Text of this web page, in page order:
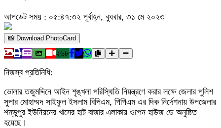
আপডেট সময় : ০৫:৪৭:৩২ পূর্বাহ্ন, বুধবার, ৩১ মে ২০২৩
📸 Download PhotoCard
২৬৮
নিজস্ব প্রতিনিধি:
ভোলার তজুমদ্দিনে আইন শৃঙ্খলা পরিস্থিতি নিয়ন্ত্রণে করার লক্ষে জেলার পুলিশ
সুপার মোহাম্মদ সাইফুল ইসলাম বিপিএম, পিপিএম এর দিক নির্দেশনায় উপজেলার
শম্ভুপুর ইউনিয়নের খাসের হাট বাজার এলাকায় ওপেন হাউজ ডে অনুষ্ঠিত
হয়েছে।